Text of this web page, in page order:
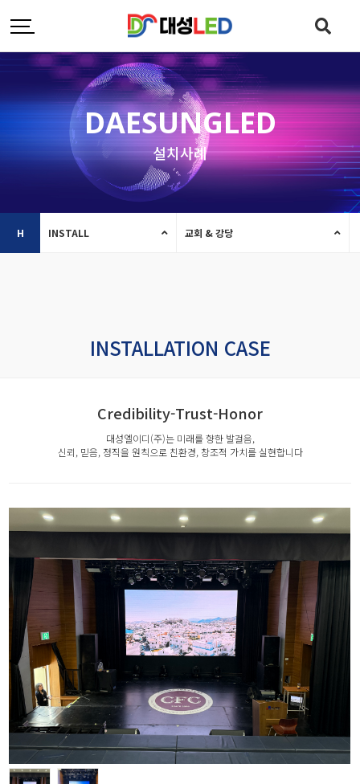
DAESUNGLED
설치사례
H INSTALL 교회 & 강당
INSTALLATION CASE
Credibility-Trust-Honor
대성엘이디(주)는 미래를 향한 발걸음,
신뢰, 믿음, 정직을 원칙으로 친환경, 창조적 가치를 실현합니다